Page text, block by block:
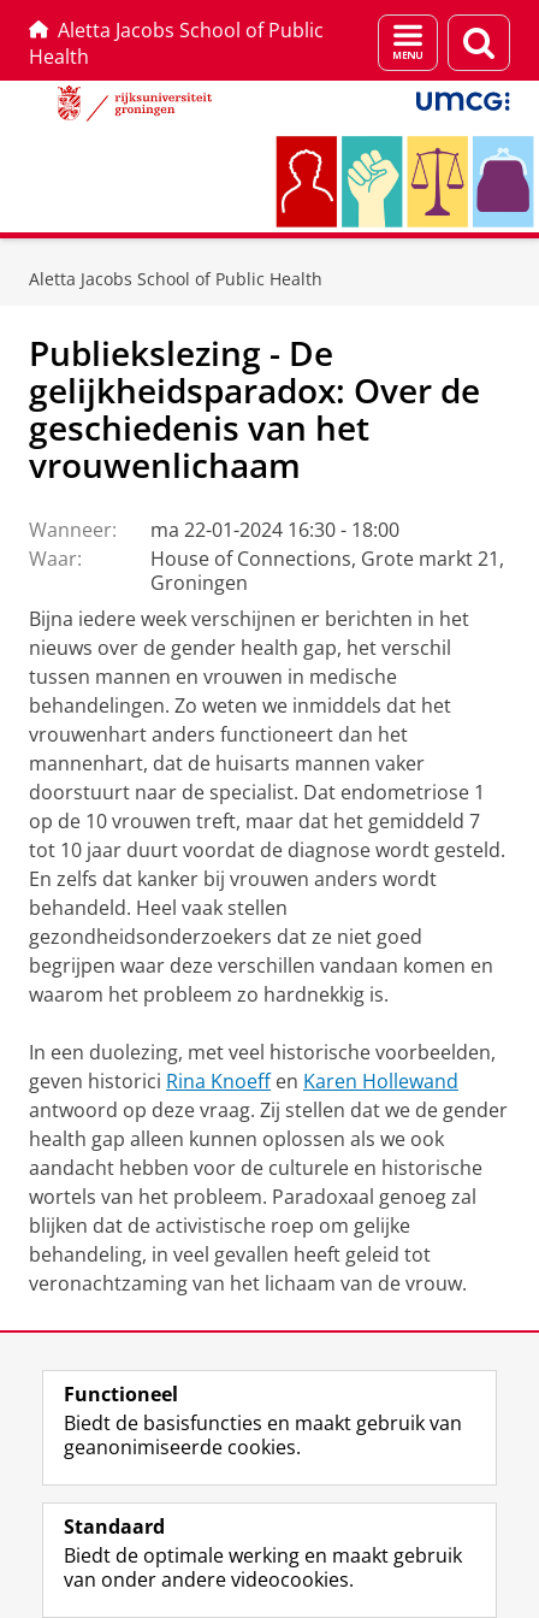
Aletta Jacobs School of Public
Health
Menu
en
zoeken
Aletta Jacobs School of Public Health
Publiekslezing - De
gelijkheidsparadox: Over de
geschiedenis van het
vrouwenlichaam
Wanneer:
ma 22-01-2024 16:30 - 18:00
Waar:
House of Connections, Grote markt 21,
Groningen
Bijna iedere week verschijnen er berichten in het
nieuws over de gender health gap, het verschil
tussen mannen en vrouwen in medische
behandelingen. Zo weten we inmiddels dat het
vrouwenhart anders functioneert dan het
mannenhart, dat de huisarts mannen vaker
doorstuurt naar de specialist. Dat endometriose 1
op de 10 vrouwen treft, maar dat het gemiddeld 7
tot 10 jaar duurt voordat de diagnose wordt gesteld.
En zelfs dat kanker bij vrouwen anders wordt
behandeld. Heel vaak stellen
gezondheidsonderzoekers dat ze niet goed
begrijpen waar deze verschillen vandaan komen en
waarom het probleem zo hardnekkig is.
In een duolezing, met veel historische voorbeelden,
geven historici Rina Knoeffen Karen Hollewand
antwoord op deze vraag. Zij stellen dat we de gender
health gap alleen kunnen oplossen als we ook
aandacht hebben voor de culturele en historische
wortels van het probleem. Paradoxaal genoeg zal
blijken dat de activistische roep om gelijke
behandeling, in veel gevallen heeft geleid tot
veronachtzaming van het lichaam van de vrouw.
De lezing vindt plaats in het House of Connections
op 22 januari aanstaande. Van 16.30 uur tot 18.00
uur.
Registreer je hier!
Deel dit Facebook LinkedIn
Functioneel
Biedt de basisfuncties en maakt gebruik van
geanonimiseerde cookies.
Standaard
Biedt de optimale werking en maakt gebruik
van onder andere videocookies.